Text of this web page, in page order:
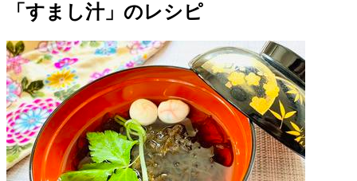
「すまし汁」のレシピ